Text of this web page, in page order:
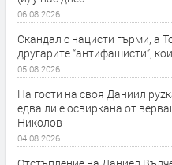
06.08.2026
Скандал с нацисти гърми, а
другарите “антифашисти”,
05.08.2026
На гости на своя Даниил
едва ли е освиркана от
Николов
04.08.2026